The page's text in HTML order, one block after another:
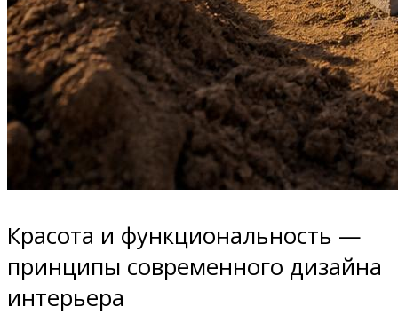
Красота и функциональность —
принципы современного дизайна
интерьера